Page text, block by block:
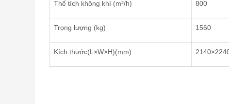
Thể tích không khí (m³/h) 800
Trọng lượng (kg) 1560
Kích thước(L×W×H)(mm)